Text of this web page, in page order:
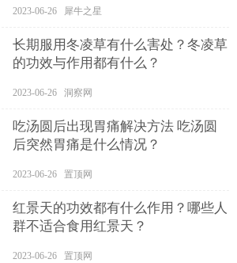
2023-06-26 犀牛之星
长期服用冬凌草有什么害处？冬凌草
的功效与作用都有什么？
2023-06-26 洞察网
吃汤圆后出现胃痛解决方法 吃汤圆
后突然胃痛是什么情况？
2023-06-26 置顶网
红景天的功效都有什么作用？哪些人
群不适合食用红景天？
2023-06-26 置顶网